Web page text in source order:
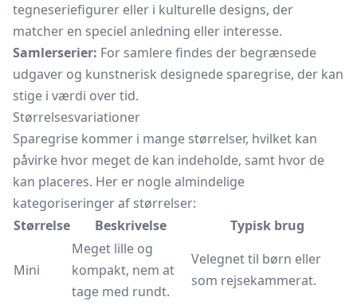
tegneseriefigurer eller i kulturelle designs, der
matcher en speciel anledning eller interesse.
Samlerserier: For samlere findes der begrænsede
udgaver og kunstnerisk designede sparegrise, der kan
stige i værdi over tid.
Størrelsesvariationer
Sparegrise kommer i mange størrelser, hvilket kan
påvirke hvor meget de kan indeholde, samt hvor de
kan placeres. Her er nogle almindelige
kategoriseringer af størrelser:
Størrelse
Beskrivelse Typisk brug
Mini
Meget lille og
kompakt, nem at
tage med rundt.
Velegnet til børn eller
som rejsekammerat.